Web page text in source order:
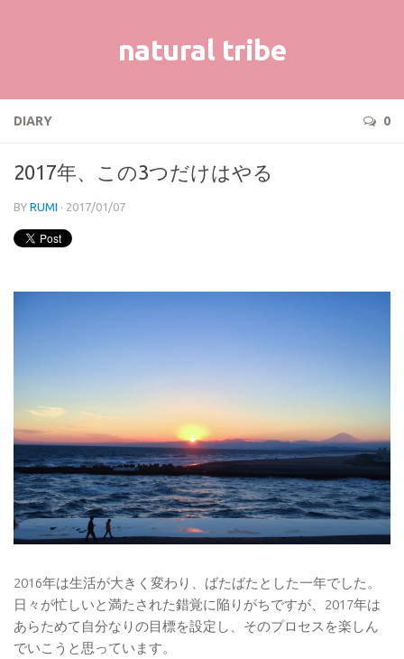
natural tribe
DIARY 0
2017年、この3つだけはやる
BY RUMI · 2017/01/07
2016年は生活が大きく変わり、ばたばたとした一年でした。
日々が忙しいと満たされた錯覚に陥りがちですが、2017年は
あらためて自分なりの目標を設定し、そのプロセスを楽しん
でいこうと思っています。